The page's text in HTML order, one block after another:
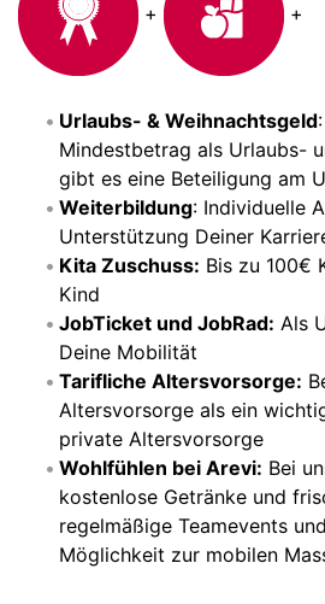
+ +
Urlaubs- & Weihnachtsgeld
Mindestbetrag als Urlaubs-
gibt es eine Beteiligung am
Weiterbildung: Individuelle
Unterstützung Deiner
Kita Zuschuss: Bis zu 100€
Kind
JobTicket und JobRad: Als
Deine Mobilität
Tarifliche Altersvorsorge:
Altersvorsorge als ein
private Altersvorsorge
Wohlfühlen bei Arevi: Bei
kostenlose Getränke und
regelmäßige Teamevents
Möglichkeit zur mobilen